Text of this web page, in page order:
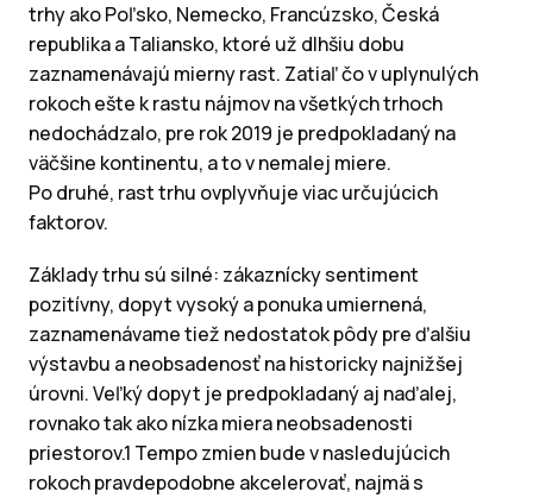
trhy ako Poľsko, Nemecko, Francúzsko, Česká
republika a Taliansko, ktoré už dlhšiu dobu
zaznamenávajú mierny rast. Zatiaľ čo v uplynulých
rokoch ešte k rastu nájmov na všetkých trhoch
nedochádzalo, pre rok 2019 je predpokladaný na
väčšine kontinentu, a to v nemalej miere.
Po druhé, rast trhu ovplyvňuje viac určujúcich
faktorov.
Základy trhu sú silné: zákaznícky sentiment
pozitívny, dopyt vysoký a ponuka umiernená,
zaznamenávame tiež nedostatok pôdy pre ďalšiu
výstavbu a neobsadenosť na historicky najnižšej
úrovni. Veľký dopyt je predpokladaný aj naďalej,
rovnako tak ako nízka miera neobsadenosti
priestorov.1 Tempo zmien bude v nasledujúcich
rokoch pravdepodobne akcelerovať, najmä s